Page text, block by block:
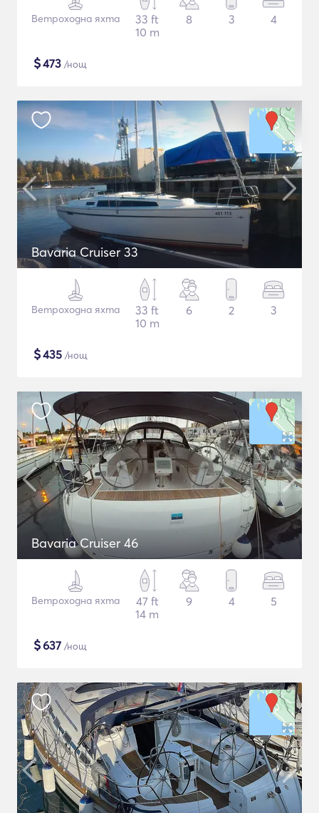
Ветроходна яхта
33 ft
10 m
8 3 4
$473 /нощ
Bavaria Cruiser 33
Ветроходна яхта
33 ft
10 m
6 2 3
$435 /нощ
Bavaria Cruiser 46
Ветроходна яхта
47 ft
14 m
9 4 5
$637 /нощ